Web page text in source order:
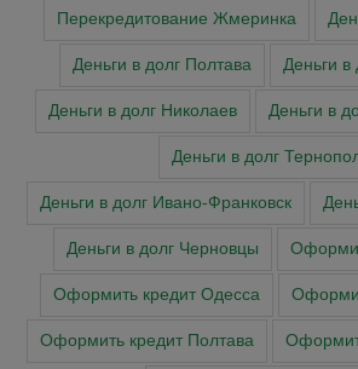
Перекредитование Жмеринка
Деньги в долг Полтава Деньги
Деньги в долг Николаев Деньги в
Деньги в долг
Деньги в долг Ивано-Франковск
Деньги в долг Черновцы
Оформить кредит Одесса
Оформить кредит Полтава